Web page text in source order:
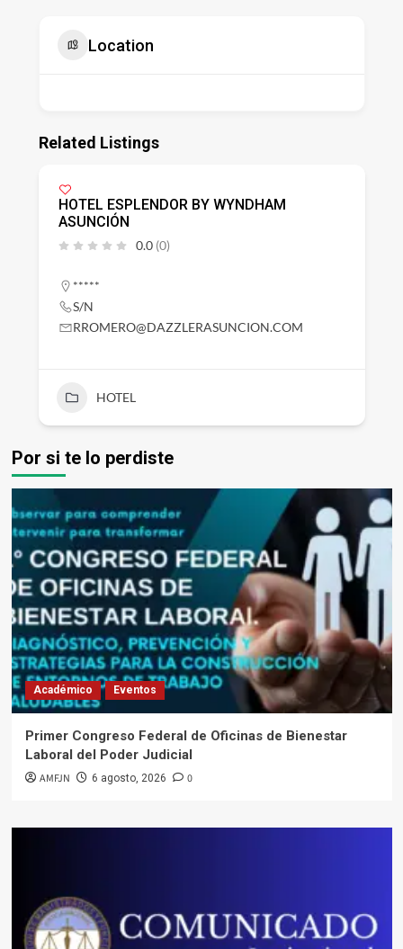
Location
Related Listings
HOTEL ESPLENDOR BY WYNDHAM
ASUNCIÓN
0.0 (0)
*****
S/N
RROMERO@DAZZLERASUNCION.COM
HOTEL
Por si te lo perdiste
Académico Eventos
Primer Congreso Federal de Oficinas de Bienestar
Laboral del Poder Judicial
AMFJN 6 agosto, 2026 0